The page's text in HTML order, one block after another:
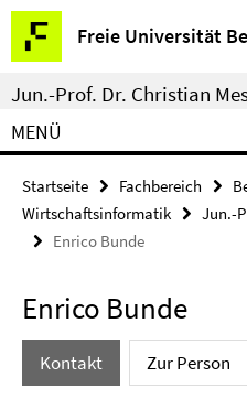
Springe
direkt
zu
Inhalt
Freie Universität
Service-
Navigation
Jun.-Prof. Dr. Christian
MENÜ
Startseite Fachbereich
Wirtschaftsinformatik
Jun.-
Enrico Bunde
Enrico Bunde
Kontakt Zur Person